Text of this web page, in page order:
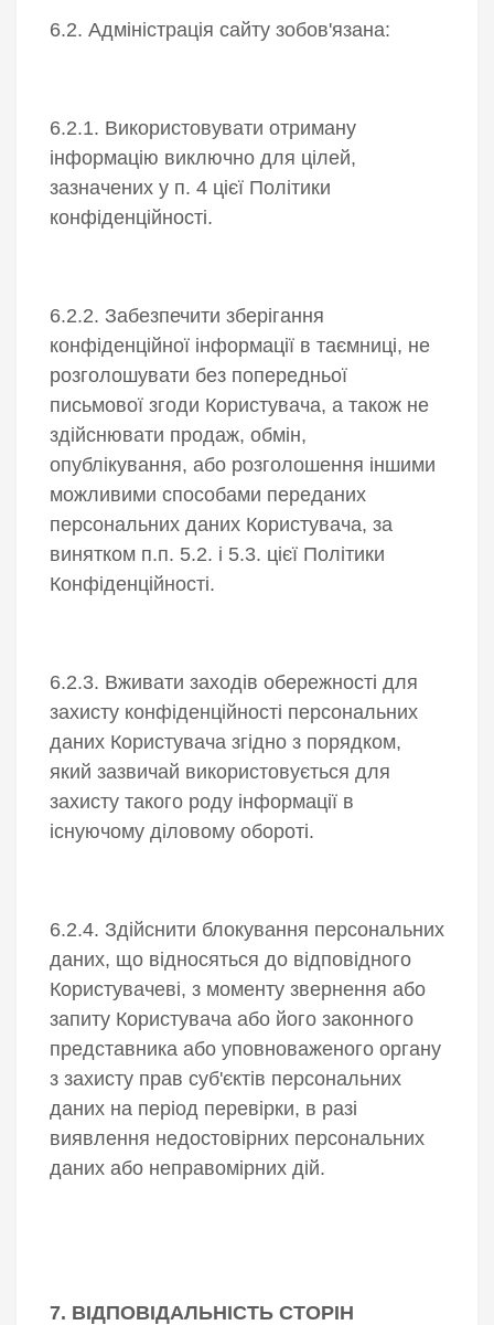
6.2. Адміністрація сайту зобов'язана:
6.2.1. Використовувати отриману
інформацію виключно для цілей,
зазначених у п. 4 цієї Політики
конфіденційності.
6.2.2. Забезпечити зберігання
конфіденційної інформації в таємниці, не
розголошувати без попередньої
письмової згоди Користувача, а також не
здійснювати продаж, обмін,
опублікування, або розголошення іншими
можливими способами переданих
персональних даних Користувача, за
винятком п.п. 5.2. і 5.3. цієї Політики
Конфіденційності.
6.2.3. Вживати заходів обережності для
захисту конфіденційності персональних
даних Користувача згідно з порядком,
який зазвичай використовується для
захисту такого роду інформації в
існуючому діловому обороті.
6.2.4. Здійснити блокування персональних
даних, що відносяться до відповідного
Користувачеві, з моменту звернення або
запиту Користувача або його законного
представника або уповноваженого органу
з захисту прав суб'єктів персональних
даних на період перевірки, в разі
виявлення недостовірних персональних
даних або неправомірних дій.
7. ВІДПОВІДАЛЬНІСТЬ СТОРІН